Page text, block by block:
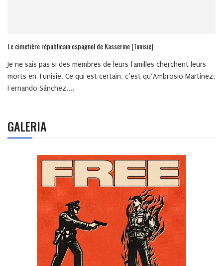
Le cimetière républicain espagnol de Kasserine (Tunisie)
Je ne sais pas si des membres de leurs familles cherchent leurs
morts en Tunisie. Ce qui est certain, c’est qu’Ambrosio Martínez,
Fernando Sánchez,...
GALERIA